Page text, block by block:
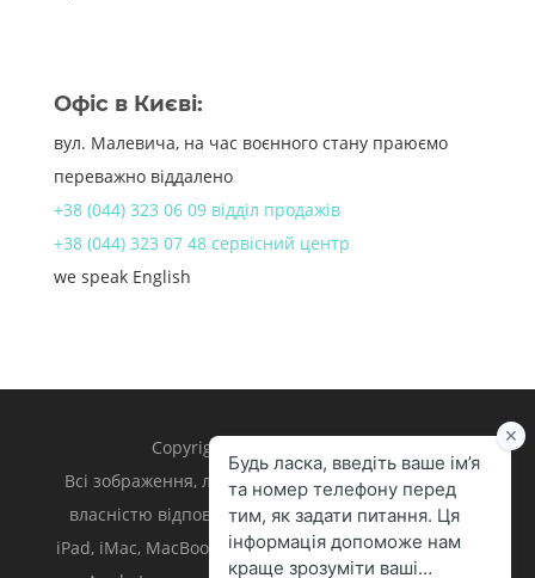
Офіс в Києві:
вул. Малевича, на час воєнного стану праюємо
переважно віддалено
+38 (044) 323 06 09 відділ продажів
+38 (044) 323 07 48 сервісний центр
we speak English
Copyright 1998 – 2024 iLand.
Всі зображення, логотипи та торгівельні марки є
власністю відповідних власників. Apple, iPhone,
iPad, iMac, MacBook, Mac є торгівельними марками